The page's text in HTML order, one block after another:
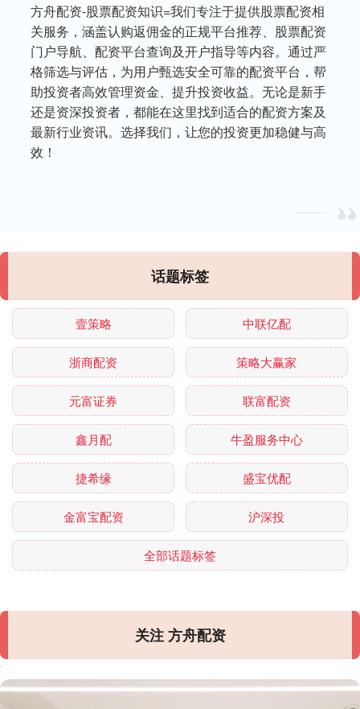
方舟配资-股票配资知识=我们专注于提供股票配资相
关服务，涵盖认购返佣金的正规平台推荐、股票配资
门户导航、配资平台查询及开户指导等内容。通过严
格筛选与评估，为用户甄选安全可靠的配资平台，帮
助投资者高效管理资金、提升投资收益。无论是新手
还是资深投资者，都能在这里找到适合的配资方案及
最新行业资讯。选择我们，让您的投资更加稳健与高
效！
话题标签
壹策略 中联亿配
浙商配资 策略大赢家
元富证券 联富配资
鑫月配 牛盈服务中心
捷希缘 盛宝优配
金富宝配资 沪深投
全部话题标签
关注 方舟配资